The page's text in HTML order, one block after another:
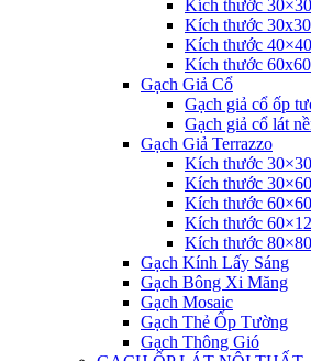
Kích thước
Kích thước
Kích thước 40×40
Kích thước
Gạch Giả Cổ
Gạch giả cổ ốp
Gạch giả cổ lát
Gạch Giả Terrazzo
Kích thước 30×30
Kích thước 30×60
Kích thước 60×60
Kích thước
Kích thước 80×80
Gạch Kính Lấy Sáng
Gạch Bông Xi Măng
Gạch Mosaic
Gạch Thẻ Ốp Tường
Gạch Thông Gió